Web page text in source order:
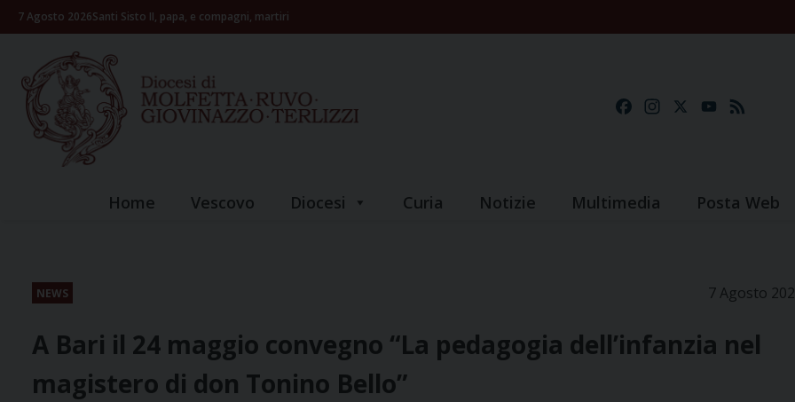
Skip7 Agosto 2026Santi Sisto II, papa, e compagni, martiri
FacebookInstagramYouTube
Home Vescovo Diocesi Curia Notizie Multimedia Posta Web
NEWS 7 Agosto
A Bari il 24 maggio convegno “La pedagogia dell’infanzia nel
magistero di don Tonino Bello”